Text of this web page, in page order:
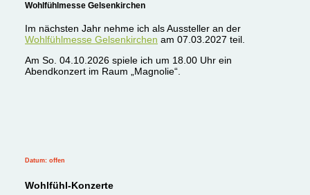
Wohlfühlmesse Gelsenkirchen
Im nächsten Jahr nehme ich als Aussteller an der
Wohlfühlmesse Gelsenkirchen am 07.03.2027 teil.
Am So. 04.10.2026 spiele ich um 18.00 Uhr ein
Abendkonzert im Raum „Magnolie“.
Datum: offen
Wohlfühl-Konzerte